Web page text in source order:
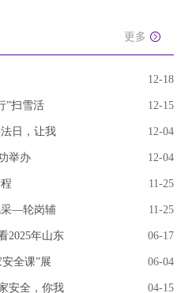
更多
12-18
”扫雪活 12-15
日，让我 12-04
举办 12-04
11-25
采—轮岗辅 11-25
2025年山东 06-17
全课”展 06-04
安全，你我 04-15